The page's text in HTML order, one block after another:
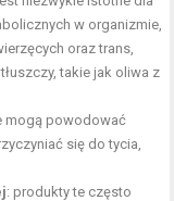
w organizmie,
oraz trans,
takie jak oliwa z
mogą powodować
się do tycia,
: produkty te często